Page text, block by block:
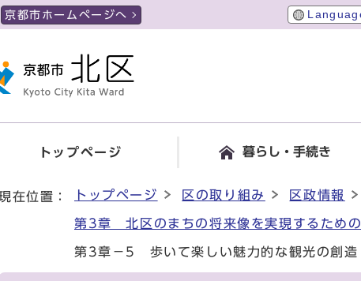
京都市ホームページへ
トップページ 暮らし・手続き
在位置： トップページ 区の取り組み 区政情報
第3章 北区のまちの将来像を実現するため
第3章－5 歩いて楽しい魅力的な観光の創造